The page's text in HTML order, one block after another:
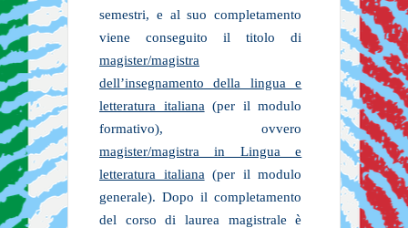
semestri, e al suo completamento
viene conseguito il titolo di
magister/magistra
dell’insegnamento della lingua e
letteratura italiana (per il modulo
formativo), ovvero
magister/magistra in Lingua e
letteratura italiana (per il modulo
generale). Dopo il completamento
del corso di laurea magistrale è